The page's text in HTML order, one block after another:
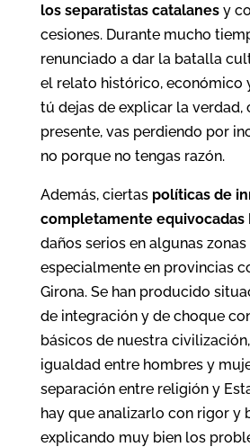
los separatistas catalanesy
cesiones. Durante mucho
renunciado a dar la batalla
el relato histórico, económico
tú dejas de explicar la verdad,
presente, vas perdiendo por
no porque no tengas razón.
Además, ciertas políticas de
completamente equivocadas
daños serios en algunas
especialmente en provincias
Girona. Se han producido
de integración y de choque
básicos de nuestra
igualdad entre hombres y
separación entre religión y
hay que analizarlo con rigor y
explicando muy bien los